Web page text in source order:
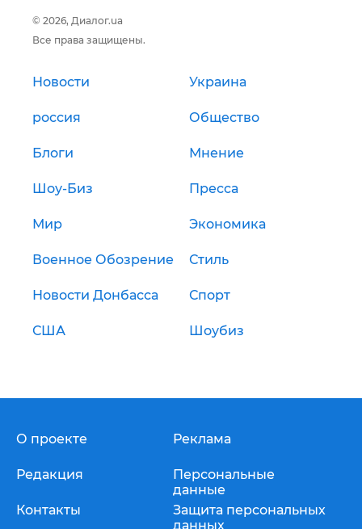
© 2026, Диалог.ua
Все права защищены.
Новости Украина
россия Общество
Блоги Мнение
Шоу-Биз Пресса
Мир Экономика
Военное Обозрение Стиль
Новости Донбасса Спорт
США Шоубиз
О проекте
Редакция
Контакты
Реклама
Персональные
данные
Защита персональных
данных